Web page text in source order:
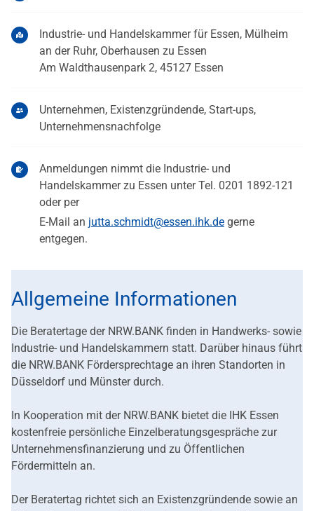
Industrie- und Handelskammer für Essen, Mülheim
an der Ruhr, Oberhausen zu Essen
Am Waldthausenpark 2, 45127 Essen
Unternehmen, Existenzgründende, Start-ups,
Unternehmensnachfolge
Anmeldungen nimmt die Industrie- und
Handelskammer zu Essen unter Tel. 0201 1892-121
oder per
E-Mail an jutta.schmidt@essen.ihk.de gerne
entgegen.
Allgemeine Informationen
Die Beratertage der NRW.BANK finden in Handwerks- sowie
Industrie- und Handelskammern statt. Darüber hinaus führt
die NRW.BANK Fördersprechtage an ihren Standorten in
Düsseldorf und Münster durch.
In Kooperation mit der NRW.BANK bietet die IHK Essen
kostenfreie persönliche Einzelberatungsgespräche zur
Unternehmensfinanzierung und zu Öffentlichen
Fördermitteln an.
Der Beratertag richtet sich an Existenzgründende sowie an